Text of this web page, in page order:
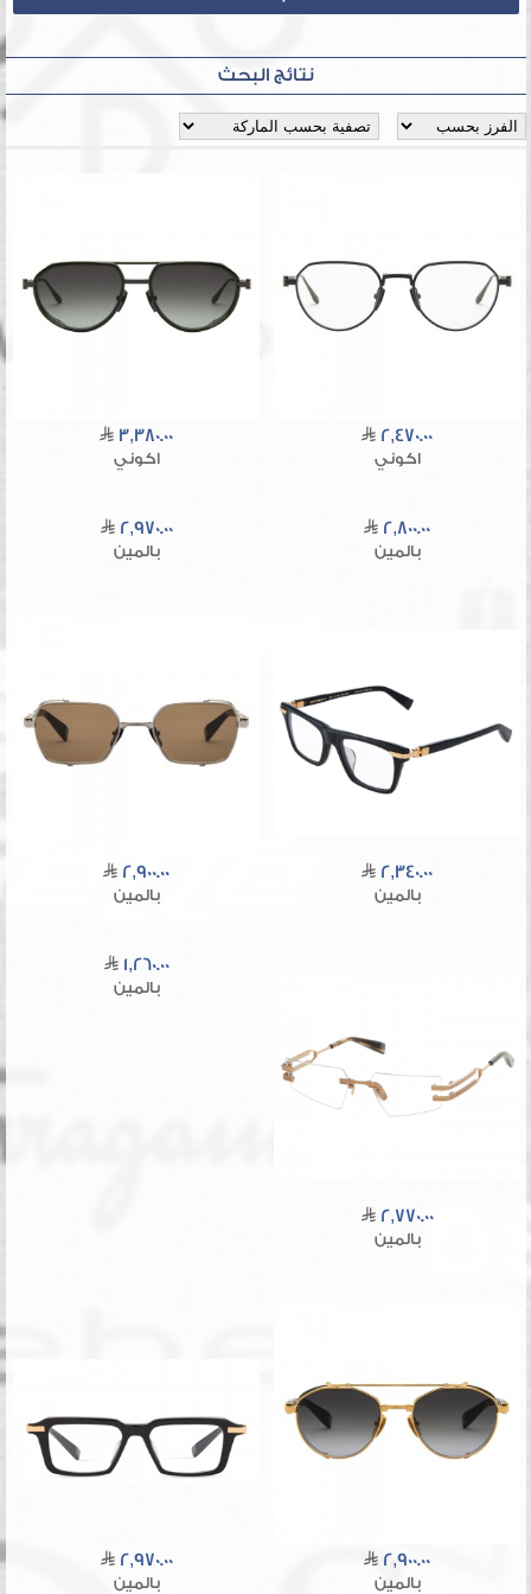
نتائج البحث
2,470.00
اكوني
3,380.00
اكوني
2,800.00
بالمين
2,970.00
بالمين
2,340.00
بالمين
2,900.00
بالمين
2,770.00
بالمين
1,260.00
بالمين
2,900.00
بالمين
2,970.00
بالمين